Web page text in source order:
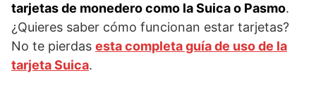
tarjetas de monedero como la Suica o Pasmo.
¿Quieres saber cómo funcionan estar tarjetas?
No te pierdas esta completa guía de uso de la
tarjeta Suica.